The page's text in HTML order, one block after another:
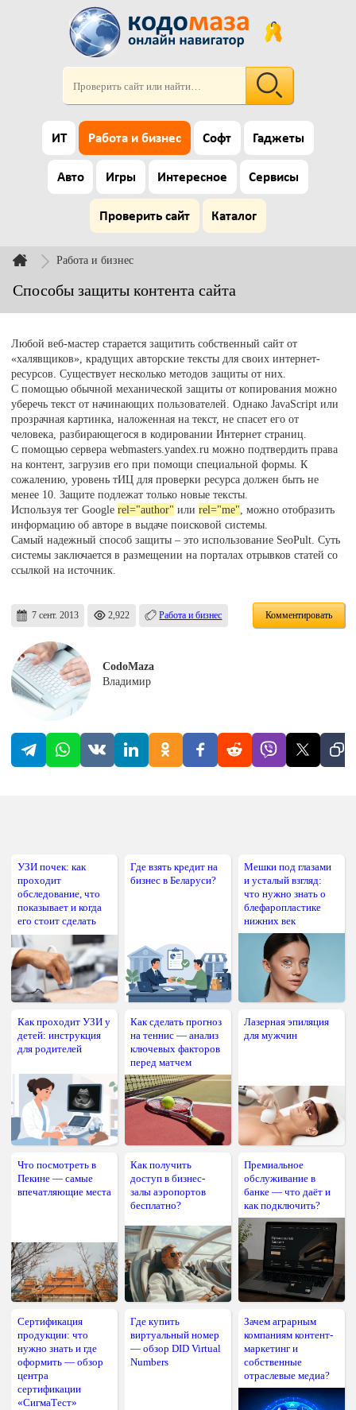
ИТ Работа и бизнес Софт Гаджеты
Авто Игры Интересное Сервисы
Проверить сайт Каталог
Работа и бизнес
Способы защиты контента сайта
Любой веб-мастер старается защитить собственный сайт от
«халявщиков», крадущих авторские тексты для своих интернет-
ресурсов. Существует несколько методов защиты от них.
С помощью обычной механической защиты от копирования можно
уберечь текст от начинающих пользователей. Однако JavaScript или
прозрачная картинка, наложенная на текст, не спасет его от
человека, разбирающегося в кодировании Интернет страниц.
С помощью сервера webmasters.yandex.ru можно подтвердить права
на контент, загрузив его при помощи специальной формы. К
сожалению, уровень тИЦ для проверки ресурса должен быть не
менее 10. Защите подлежат только новые тексты.
Используя тег Googlerel="author" илиrel="me" , можно отобразить
информацию об авторе в выдаче поисковой системы.
Самый надежный способ защиты – это использование SeoPult. Суть
системы заключается в размещении на порталах отрывков статей со
ссылкой на источник.
7 сент. 2013 2,922 Работа и бизнес Комментировать
CodoMaza
Владимир
УЗИ почек: как
проходит
обследование, что
показывает и когда
его стоит сделать
Где взять кредит на
бизнес в Беларуси?
Мешки под глазами
и усталый взгляд:
что нужно знать о
блефаропластике
нижних век
Как проходит УЗИ у
детей: инструкция
для родителей
Как сделать прогноз
на теннис — анализ
ключевых факторов
перед матчем
Лазерная эпиляция
для мужчин
Что посмотреть в
Пекине — самые
впечатляющие места
Как получить
доступ в бизнес-
залы аэропортов
бесплатно?
Премиальное
обслуживание в
банке — что даёт и
как подключить?
Сертификация
продукции: что
нужно знать и где
оформить — обзор
центра
сертификации
«СигмаТест»
Где купить
виртуальный номер
— обзор DID Virtual
Numbers
Зачем аграрным
компаниям контент-
маркетинг и
собственные
отраслевые медиа?